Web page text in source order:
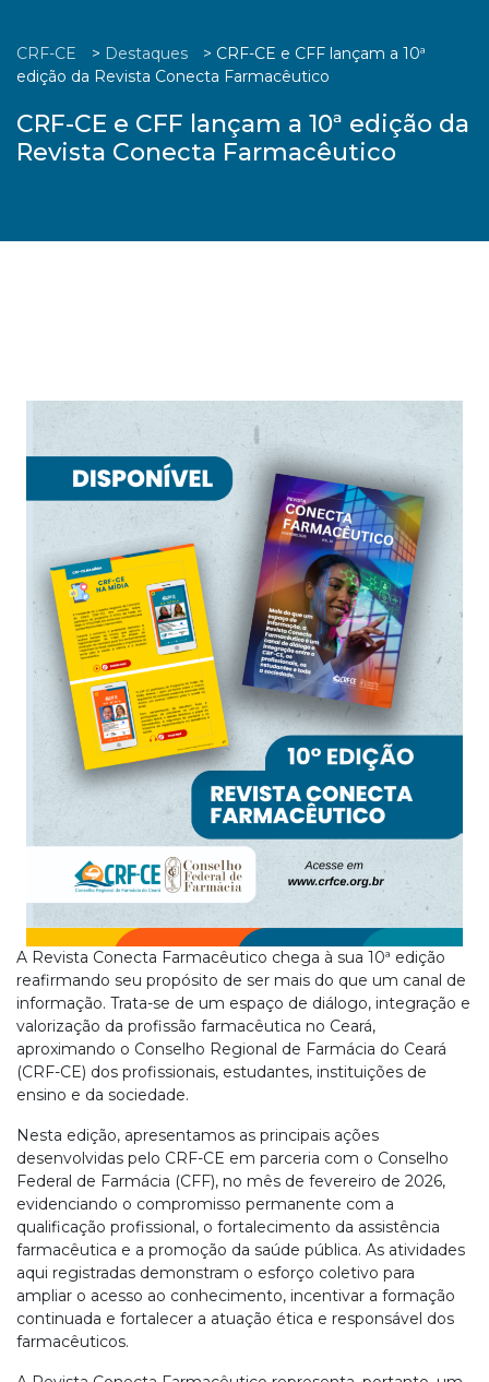
CRF-CE > Destaques > CRF-CE e CFF lançam a 10ª
edição da Revista Conecta Farmacêutico
CRF-CE e CFF lançam a 10ª edição da
Revista Conecta Farmacêutico
A Revista Conecta Farmacêutico chega à sua 10ª edição
reafirmando seu propósito de ser mais do que um canal de
informação. Trata-se de um espaço de diálogo, integração e
valorização da profissão farmacêutica no Ceará,
aproximando o Conselho Regional de Farmácia do Ceará
(CRF-CE) dos profissionais, estudantes, instituições de
ensino e da sociedade.
Nesta edição, apresentamos as principais ações
desenvolvidas pelo CRF-CE em parceria com o Conselho
Federal de Farmácia (CFF), no mês de fevereiro de 2026,
evidenciando o compromisso permanente com a
qualificação profissional, o fortalecimento da assistência
farmacêutica e a promoção da saúde pública. As atividades
aqui registradas demonstram o esforço coletivo para
ampliar o acesso ao conhecimento, incentivar a formação
continuada e fortalecer a atuação ética e responsável dos
farmacêuticos.